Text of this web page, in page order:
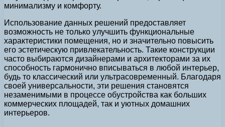
минимализму и комфорту.
Использование данных решений предоставляет
возможность не только улучшить функциональные
характеристики помещения, но и значительно повысить
его эстетическую привлекательность. Такие конструкции
часто выбираются дизайнерами и архитекторами за их
способность гармонично вписываться в любой интерьер,
будь то классический или ультрасовременный. Благодаря
своей универсальности, эти решения становятся
незаменимыми в процессе обустройства как больших
коммерческих площадей, так и уютных домашних
интерьеров.